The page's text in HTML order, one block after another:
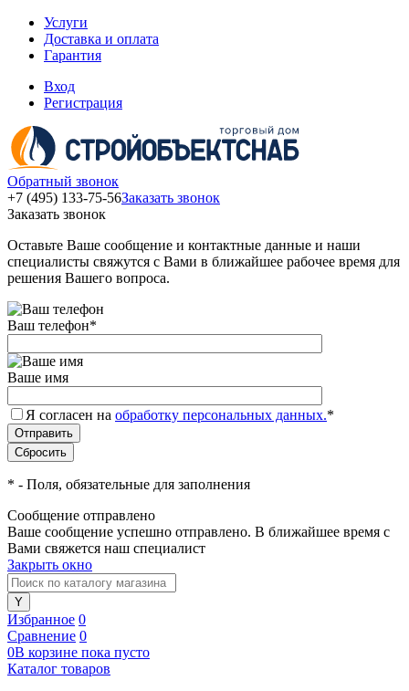
Услуги
Доставка и оплата
Гарантия
Вход
Регистрация
Обратный звонок
+7 (495) 133-75-56Заказать звонок
Заказать звонок
Оставьте Ваше сообщение и контактные данные и наши
специалисты свяжутся с Вами в ближайшее рабочее время для
решения Вашего вопроса.
Ваш телефон*
Ваше имя
Я согласен на обработку персональных данных.*
* - Поля, обязательные для заполнения
Сообщение отправлено
Ваше сообщение успешно отправлено. В ближайшее время с
Вами свяжется наш специалист
Закрыть окно
Избранное 0
Сравнение 0
0В корзине пока пусто
Каталог товаров